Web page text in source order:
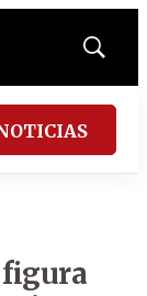
Mostrar